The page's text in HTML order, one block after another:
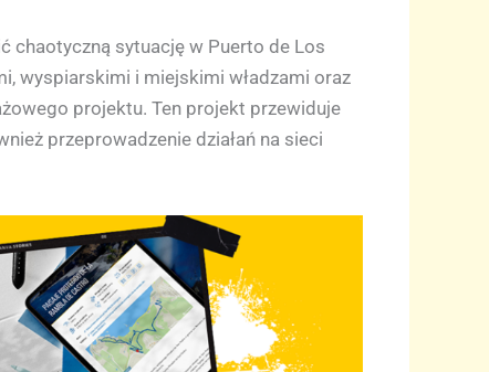
chaotyczną sytuację w Puerto de Los
wyspiarskimi i miejskimi władzami oraz
projektu. Ten projekt przewiduje
przeprowadzenie działań na sieci